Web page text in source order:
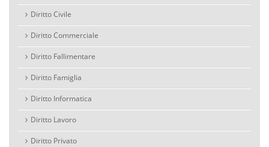
Diritto Civile
Diritto Commerciale
Diritto Fallimentare
Diritto Famiglia
Diritto Informatica
Diritto Lavoro
Diritto Privato